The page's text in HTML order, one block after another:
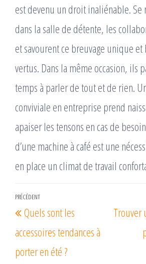
est devenu un droit inaliénable. Se
dans la salle de détente, les
et savourent ce breuvage unique
vertus. Dans la même occasion, ils
temps à parler de tout et de rien.
conviviale en entreprise prend
apaiser les tensons en cas de
d’une machine à café est une
en place un climat de travail
Navigation
de
l’article
Article
précédent
PRÉCÉDENT
Quels sont les
accessoires tendances à
porter en été ?
Trouver